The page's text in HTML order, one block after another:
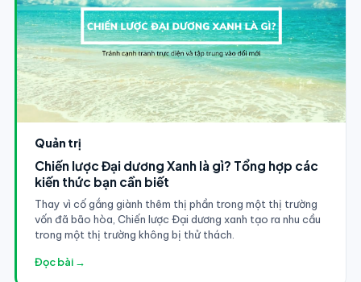
Quản trị
Chiến lược Đại dương Xanh là gì? Tổng hợp các
kiến thức bạn cần biết
Thay vì cố gắng giành thêm thị phần trong một thị trường
vốn đã bão hòa, Chiến lược Đại dương xanh tạo ra nhu cầu
trong một thị trường không bị thử thách.
Đọc bài →